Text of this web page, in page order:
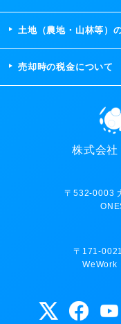
土地（農地・山林等）
売却時の税金について
株式会社
〒532-0003
〒171-
WeWork